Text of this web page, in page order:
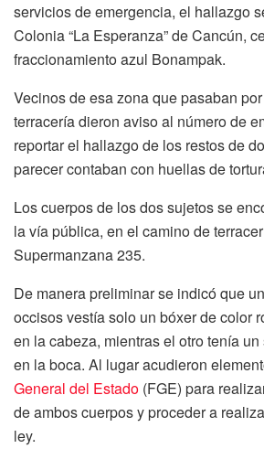
servicios de emergencia, el hallazgo
Colonia “La Esperanza” de Cancún,
fraccionamiento azul Bonampak.
Vecinos de esa zona que pasaban
terracería dieron aviso al número de
reportar el hallazgo de los restos de
parecer contaban con huellas de
Los cuerpos de los dos sujetos se
la vía pública, en el camino de
Supermanzana 235.
De manera preliminar se indicó que
occisos vestía solo un bóxer de color
en la cabeza, mientras el otro tenía
en la boca. Al lugar acudieron
General del Estado (FGE) para
de ambos cuerpos y proceder a
ley.